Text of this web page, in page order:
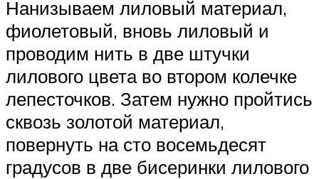
Нанизываем лиловый материал,
фиолетовый, вновь лиловый и
проводим нить в две штучки
лилового цвета во втором колечке
лепесточков. Затем нужно пройтись
сквозь золотой материал,
повернуть на сто восемьдесят
градусов в две бисеринки лилового